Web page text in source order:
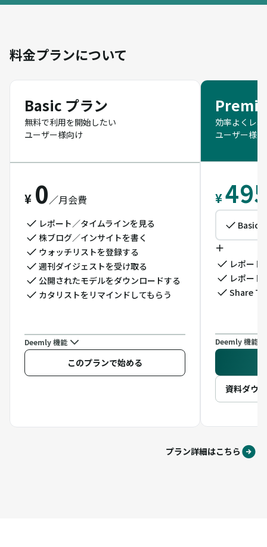
料金プランについて
Basic プラン
無料で利用を開始したい
ユーザー様向け
¥ 0／月会費
レポート／タイムラインを見る
株ブログ／インサイトを書く
ウォッチリストを登録する
週刊ダイジェストを受け取る
公開されたモデルをダウンロードする
カタリストをリマインドしてもらう
Deemly 機能
このプランで始める
効率よくレ
ユーザー様
¥
Basic
＋
レポート
レポート
Share
Deemly 機能
資料ダウ
プラン詳細はこちら